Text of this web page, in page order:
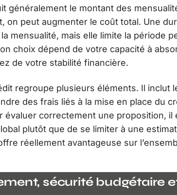
généralement le montant des
on peut augmenter le coût total. Une
mensualité, mais elle limite la période
choix dépend de votre capacité à
de votre stabilité financière.
regroupe plusieurs éléments. Il inclut
des frais liés à la mise en place du
évaluer correctement une proposition, il
plutôt que de se limiter à une
réellement avantageuse sur
sécurité budgétaire